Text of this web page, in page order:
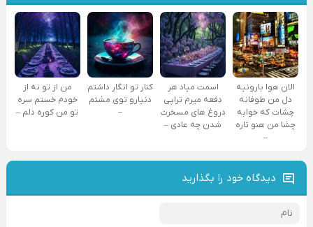
الان هوا بارونیه
دل من طوفانه
چشات که خوابه
چشا من هنو تاره
–
اسمت میاد هر
دفعه میرم تراپی
دروغ‌ های مسخرت
شدن چه عادی –
کنار تو انگار داشتم
دنیارو توی مشتم
–
من از تو نه از
خودم خستم سره
تو من کوره دلم –
دیدگاه خود را بگذارید